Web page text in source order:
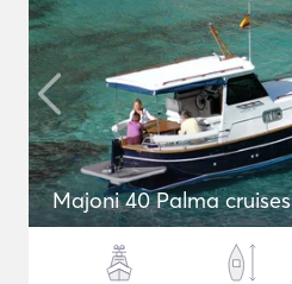
Majoni 40 Palma cruises